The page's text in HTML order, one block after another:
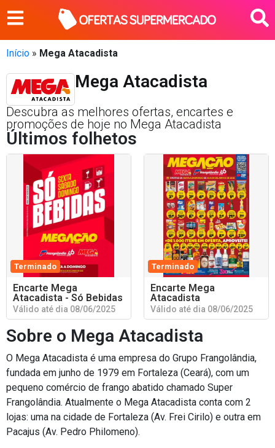
Início » Mega Atacadista
Mega Atacadista
Descubra as melhores ofertas, encartes e
promoções de hoje no Mega Atacadista
Últimos folhetos
Terminado
Encarte Mega
Atacadista - Só Bebidas
Válido até dia 08/06/2025
Terminado
Encarte Mega
Atacadista
Válido até dia 08/06/2025
Sobre o Mega Atacadista
O Mega Atacadista é uma empresa do Grupo Frangolândia,
fundada em junho de 1979 em Fortaleza (Ceará), com um
pequeno comércio de frango abatido chamado Super
Frangolândia. Atualmente o Mega Atacadista conta com 2
lojas: uma na cidade de Fortaleza (Av. Frei Cirilo) e outra em
Pacajus (Av. Pedro Philomeno).